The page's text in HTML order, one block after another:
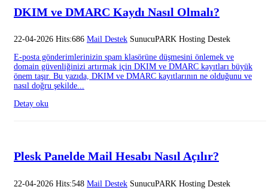
DKIM ve DMARC Kaydı Nasıl Olmalı?
22-04-2026 Hits:686 Mail Destek SunucuPARK Hosting Destek
E-posta gönderimlerinizin spam klasörüne düşmesini önlemek ve
domain güvenliğinizi artırmak için DKIM ve DMARC kayıtları büyük
önem taşır. Bu yazıda, DKIM ve DMARC kayıtlarının ne olduğunu ve
nasıl doğru şekilde...
Detay oku
Plesk Panelde Mail Hesabı Nasıl Açılır?
22-04-2026 Hits:548 Mail Destek SunucuPARK Hosting Destek